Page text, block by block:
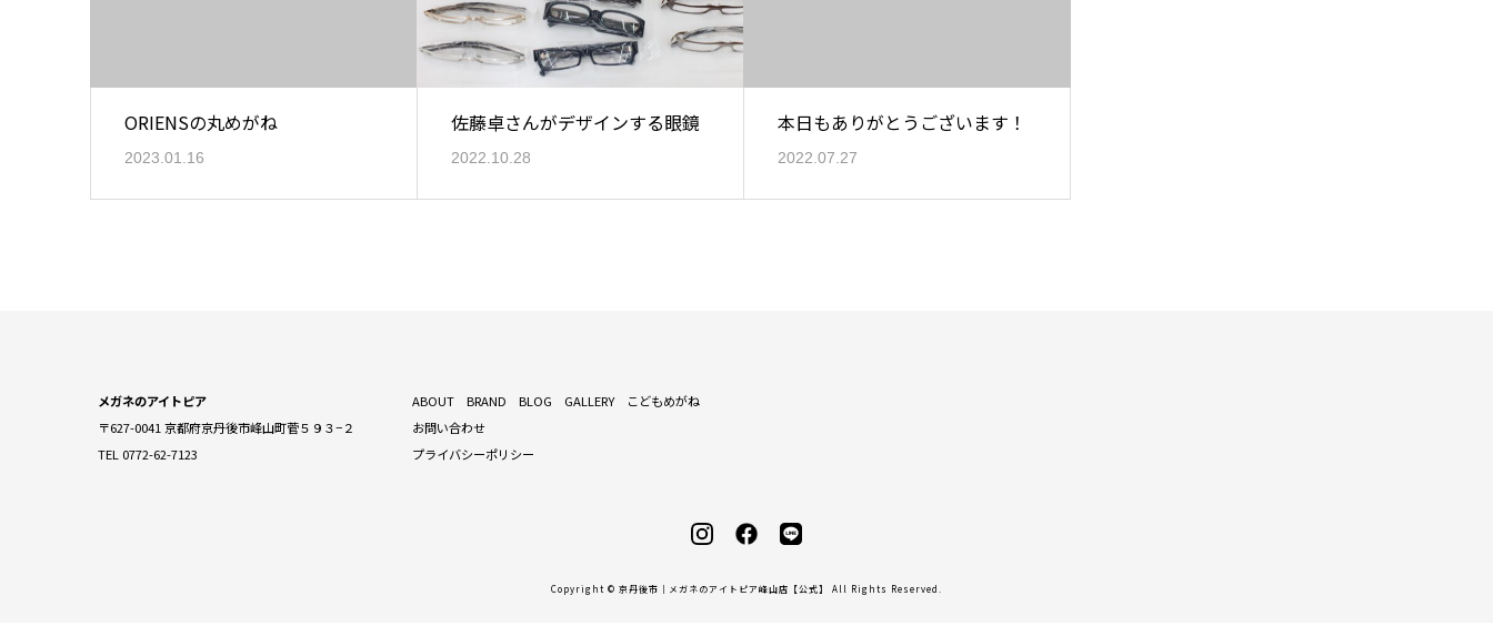
ORIENSの丸めがね
2023.01.16
佐藤卓さんがデザインする眼鏡
2022.10.28
本日もありがとうございます！
2022.07.27
メガネのアイトピア
〒627-0041 京都府京丹後市峰山町菅５９３−２
TEL 0772-62-7123
ABOUT BRAND BLOG GALLERY
こどもめがね
お問い合わせ
プライバシーポリシー
Copyright © 京丹後市｜メガネのアイトピア峰山店【公式】 All Rights Reserved.